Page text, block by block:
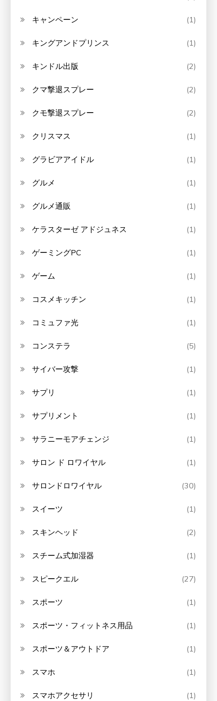
キャンペーン (1)
キングアンドプリンス (1)
キンドル出版 (2)
クマ撃退スプレー (2)
クモ撃退スプレー (2)
クリスマス (1)
グラビアアイドル (1)
グルメ (1)
グルメ通販 (1)
ケラスターゼ アドジュネス (1)
ゲーミングPC (1)
ゲーム (1)
コスメキッチン (1)
コミュファ光 (1)
コンステラ (5)
サイバー攻撃 (1)
サプリ (1)
サプリメント (1)
サラニーモアチェンジ (1)
サロン ド ロワイヤル (1)
サロンドロワイヤル (30)
スイーツ (1)
スキンヘッド (2)
スチーム式加湿器 (1)
スピークエル (27)
スポーツ (1)
スポーツ・フィットネス用品 (1)
スポーツ＆アウトドア (1)
スマホ (1)
スマホアクセサリ (1)